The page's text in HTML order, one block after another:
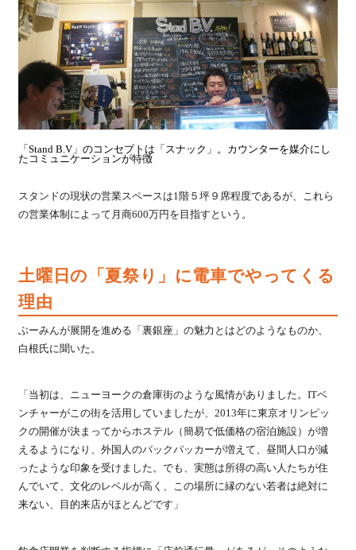
「Stand B.V」のコンセプトは「スナック」。カウンターを媒介にし
たコミュニケーションが特徴
スタンドの現状の営業スペースは1階５坪９席程度であるが、これら
の営業体制によって月商600万円を目指すという。
土曜日の「夏祭り」に電車でやってくる
理由
ぶーみんが展開を進める「裏銀座」の魅力とはどのようなものか、
白根氏に聞いた。
「当初は、ニューヨークの倉庫街のような風情がありました。ITベ
ンチャーがこの街を活用していましたが、2013年に東京オリンピッ
クの開催が決まってからホステル（簡易で低価格の宿泊施設）が増
えるようになり、外国人のバックパッカーが増えて、昼間人口が減
ったような印象を受けました。でも、実態は所得の高い人たちが住
んでいて、文化のレベルが高く、この場所に縁のない若者は絶対に
来ない、目的来店がほとんどです」